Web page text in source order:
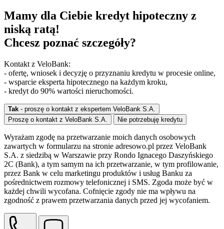
Mamy dla Ciebie kredyt hipoteczny z
niską ratą!
Chcesz poznać szczegóły?
Kontakt z VeloBank:
- ofertę, wniosek i decyzję o przyznaniu kredytu w procesie online,
- wsparcie eksperta hipotecznego na każdym kroku,
- kredyt do 90% wartości nieruchomości.
Tak - proszę o kontakt z ekspertem VeloBank S.A.
Proszę o kontakt z VeloBank S.A.
Nie potrzebuję kredytu
Wyrażam zgodę na przetwarzanie moich danych osobowych
zawartych w formularzu na stronie adresowo.pl przez VeloBank
S.A. z siedzibą w Warszawie przy Rondo Ignacego Daszyńskiego
2C (Bank), a tym samym na ich przetwarzanie, w tym profilowanie,
przez Bank w celu marketingu produktów i usług Banku za
pośrednictwem rozmowy telefonicznej i SMS. Zgoda może być w
każdej chwili wycofana. Cofnięcie zgody nie ma wpływu na
zgodność z prawem przetwarzania danych przed jej wycofaniem.